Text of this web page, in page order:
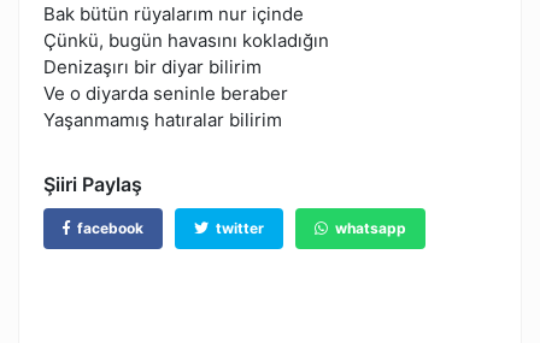
Bak bütün rüyalarım nur içinde
Çünkü, bugün havasını kokladığın
Denizaşırı bir diyar bilirim
Ve o diyarda seninle beraber
Yaşanmamış hatıralar bilirim
Şiiri Paylaş
facebook twitter whatsapp